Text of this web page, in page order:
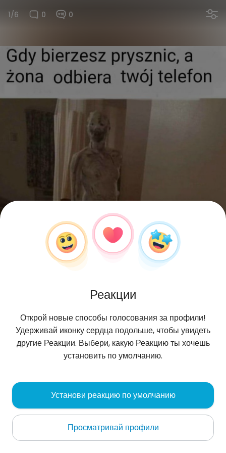
1/6 0 0
Paweł , 33
Sopot
Реакции
Открой новые способы голосования за профили!
Удерживай иконку сердца подольше, чтобы увидеть
другие Реакции. Выбери, какую Реакцию ты хочешь
установить по умолчанию.
Установи реакцию по умолчанию
Просматривай профили